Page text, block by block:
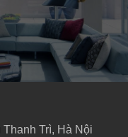
Trì, Hà Nội